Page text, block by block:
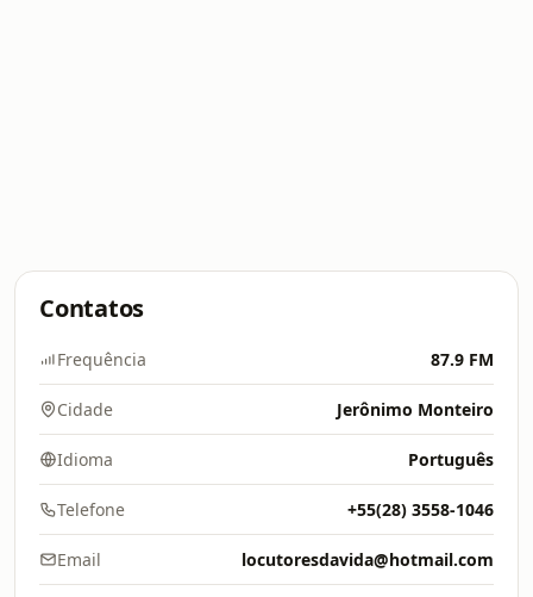
Contatos
Frequência 87.9 FM
Cidade Jerônimo Monteiro
Idioma Português
Telefone +55(28) 3558-1046
Email locutoresdavida@hotmail.com